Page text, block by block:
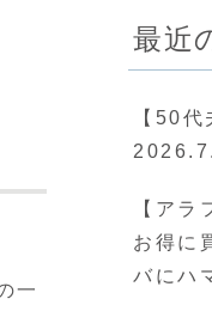
一
最近
【50代
【アラ
お得に
バにハ